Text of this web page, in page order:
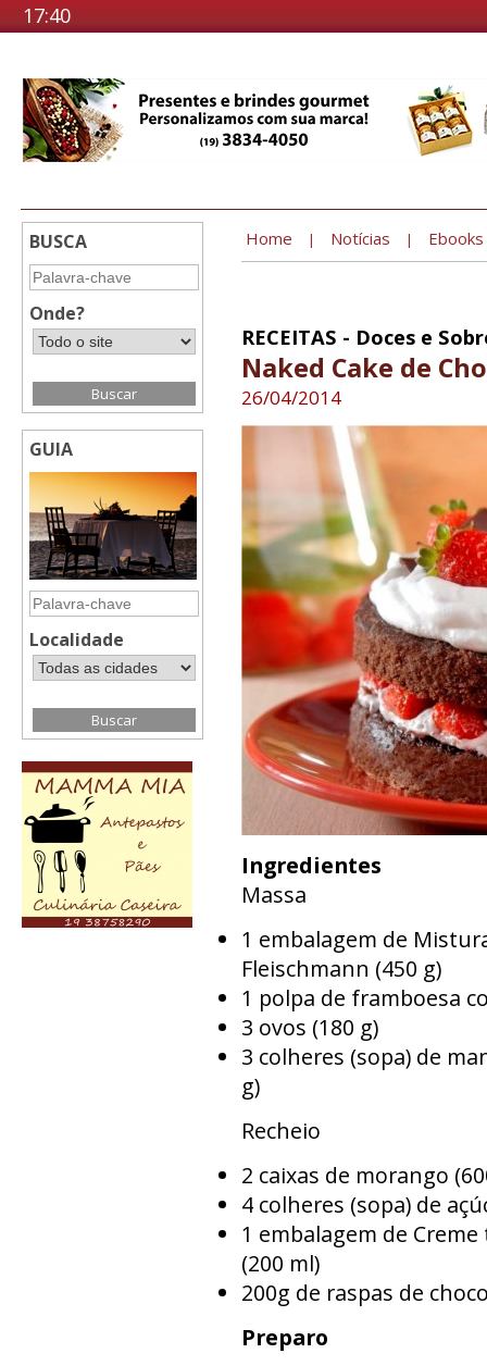
17:40
BUSCA
Onde?
GUIA
Localidade
Home | Notícias | Ebooks
RECEITAS - Doces e
Naked Cake de
26/04/2014
Ingredientes
Massa
1 embalagem de
Fleischmann (450 g)
1 polpa de framboesa
3 ovos (180 g)
3 colheres (sopa) de
g)
Recheio
2 caixas de morango
4 colheres (sopa) de
1 embalagem de
(200 ml)
200g de raspas de
Preparo